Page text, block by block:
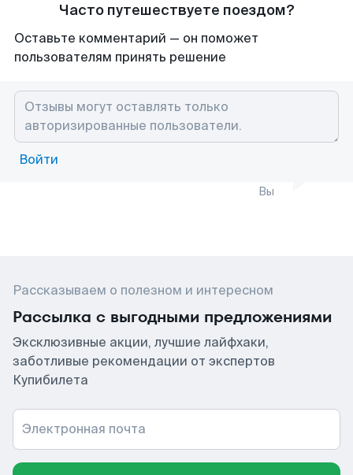
Часто путешествуете поездом?
Оставьте комментарий — он поможет
пользователям принять решение
Войти
Вы
Рассказываем о полезном и интересном
Рассылка с выгодными предложениями
Эксклюзивные акции, лучшие лайфхаки,
заботливые рекомендации от экспертов
Купибилета
Электронная почта